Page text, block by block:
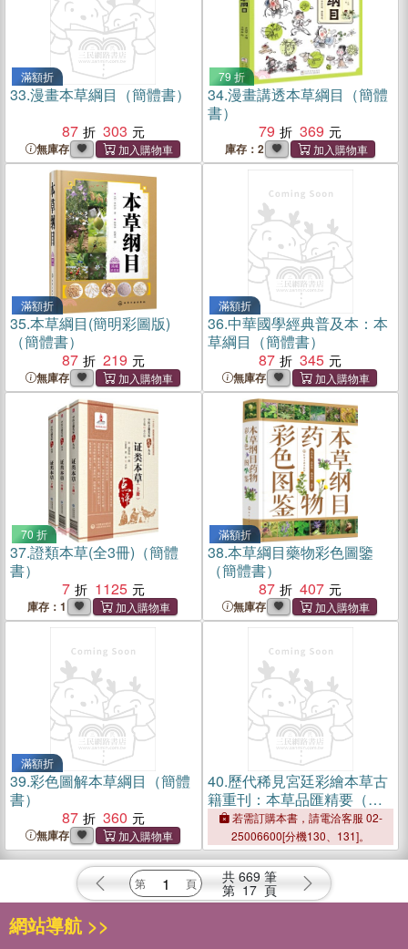
滿額折
33.漫畫本草綱目（簡體書）
87
303
無庫存
79 折
34.漫畫講透本草綱目（簡體
書）
79
369
庫存：2
滿額折
35.本草綱目(簡明彩圖版)
（簡體書）
87
219
無庫存
滿額折
36.中華國學經典普及本：本
草綱目（簡體書）
87
345
無庫存
70 折
37.證類本草(全3冊)（簡體
書）
7
1125
庫存：1
滿額折
38.本草綱目藥物彩色圖鑒
（簡體書）
87
407
無庫存
滿額折
39.彩色圖解本草綱目（簡體
書）
87
360
無庫存
40.歷代稀見宮廷彩繪本草古
籍重刊：本草品匯精要（簡
體書）
若需訂購本書，請電洽客服 02-
25006600[分機130、131]。
共 669 筆
第 17 頁
網站導航 >>